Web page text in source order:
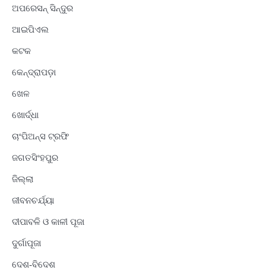
ଅପରେସନ୍ ସିନ୍ଦୁର
ଆଇପିଏଲ
କଟକ
କେନ୍ଦ୍ରାପଡ଼ା
ଖେଳ
ଖୋର୍ଦ୍ଧା
ଚାଂପିଅନ୍ସ ଟ୍ରଫି
ଜଗତସିଂହପୁର
ଜିଲ୍ଲା
ଜୀବନଚର୍ଯ୍ୟା
ଦୀପାବଳି ଓ କାଳୀ ପୂଜା
ଦୁର୍ଗାପୂଜା
ଦେଶ-ବିଦେଶ